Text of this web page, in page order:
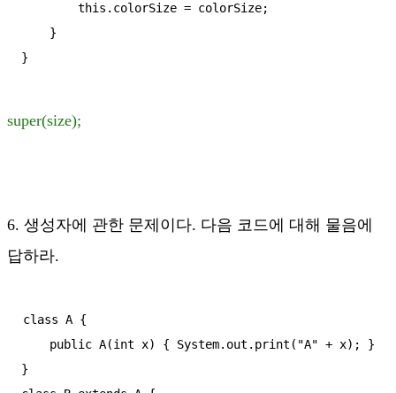
}
super(size);
6. 생성자에 관한 문제이다. 다음 코드에 대해 물음에
답하라.
class A {
}